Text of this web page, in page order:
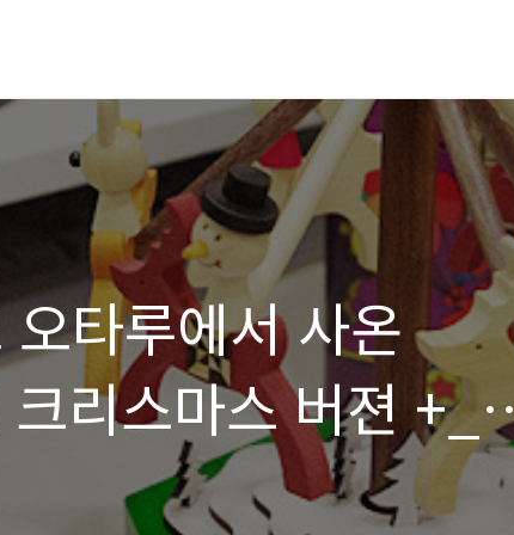
타루에서 사온
리스마스 버젼 +_+